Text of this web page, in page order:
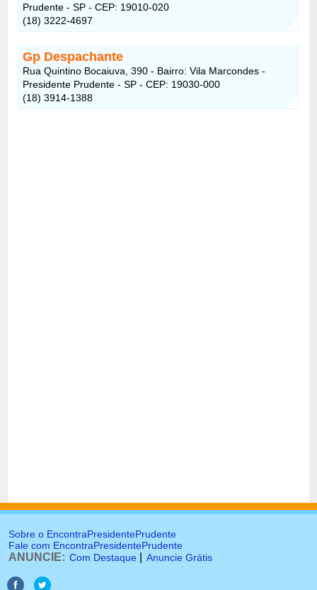
Prudente - SP - CEP: 19010-020
(18) 3222-4697
Gp Despachante
Rua Quintino Bocaiuva, 390 - Bairro: Vila Marcondes -
Presidente Prudente - SP - CEP: 19030-000
(18) 3914-1388
Sobre o EncontraPresidentePrudente
Fale com EncontraPresidentePrudente
ANUNCIE: Com Destaque Anuncie Grátis